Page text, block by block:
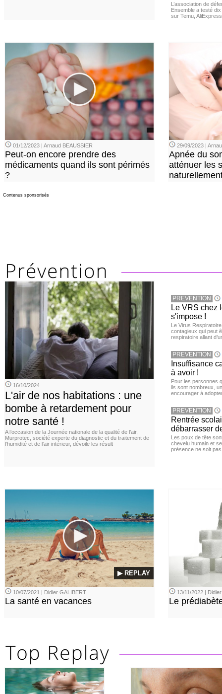
L’association de
Ensemble a testé
sur Temu,
01/12/2023 | Arnaud BEAUSSIER
Peut-on encore prendre des
médicaments quand ils sont périmés
?
29/09/2023 |
Apnée du
atténuer les
Contenus sponsorisés
16/10/2024
L'air de nos habitations : une
bombe à retardement pour
notre santé !
A l’occasion de la Journée nationale de la qualité de l’air,
Murprotec, société experte du diagnostic et du traitement de
l’humidité et de l’air intérieur, dévoile les résult
PREVENTION
Le VRS chez
s'impose !
Le Virus
contagieux qui peut
respiratoire allant
PREVENTION
Insuffisance
à avoir !
Pour les personnes
ils sont nombreux,
encourager à
PREVENTION
Rentrée
débarrasser
Les poux de tête
chevelu humain et
présence ne soit
▶ REPLAY
10/07/2021 | Didier GALIBERT
La santé en vacances
13/11/2022 |
Le